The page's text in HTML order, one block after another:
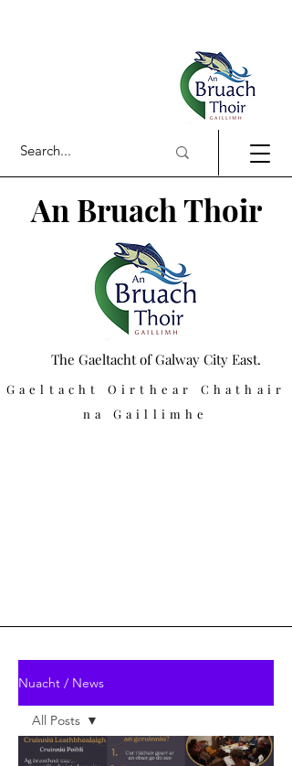
An Bruach Thoir
Gaeltacht Oirthear Chathair
na Gaillimhe
The Gaeltacht of Galway City East.
Nuacht / News
All Posts
All Posts